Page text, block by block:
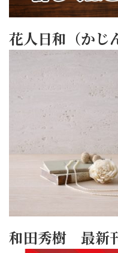
花人日和（かじ
和田秀樹 最新